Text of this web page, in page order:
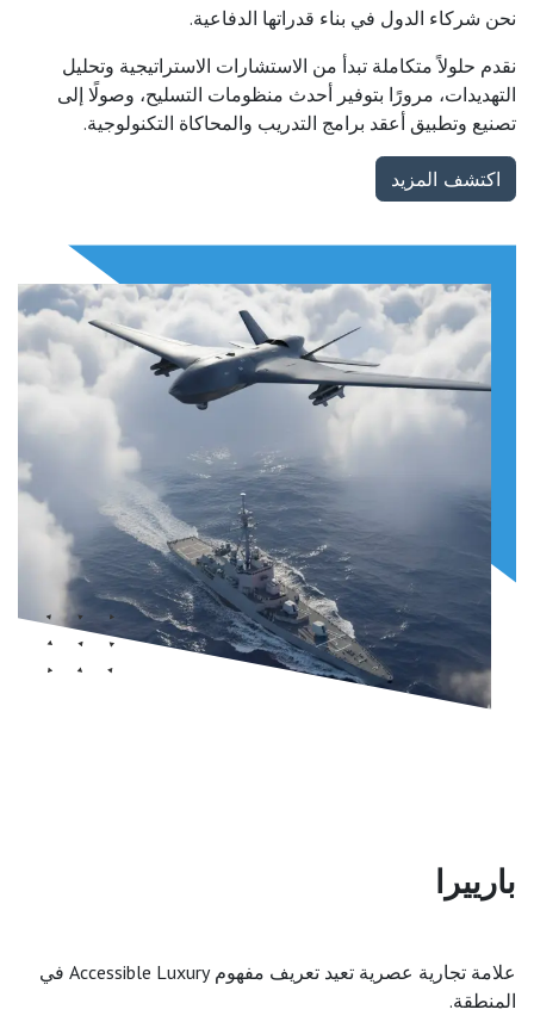
نحن شركاء الدول في بناء قدراتها الدفاعية.
نقدم حلولاً متكاملة تبدأ من الاستشارات الاستراتيجية وتحليل
التهديدات، مرورًا بتوفير أحدث منظومات التسليح، وصولًا إلى
تصنيع وتطبيق أعقد برامج التدريب والمحاكاة التكنولوجية.
اكتشف المزيد
بارييرا
علامة تجارية عصرية تعيد تعريف مفهوم Accessible Luxury في
المنطقة.